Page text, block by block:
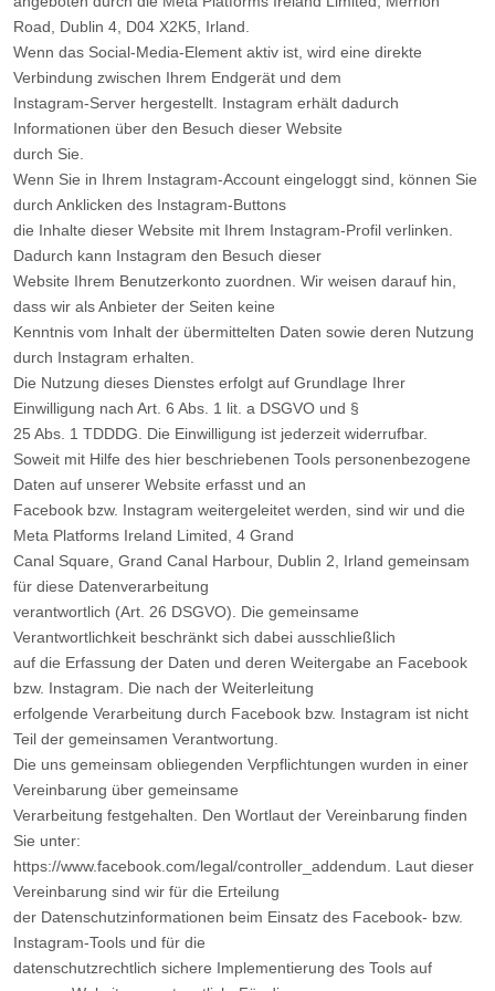
Road, Dublin 4, D04 X2K5, Irland.
Wenn das Social-Media-Element aktiv ist, wird eine direkte
Verbindung zwischen Ihrem Endgerät und dem
Instagram-Server hergestellt. Instagram erhält dadurch
Informationen über den Besuch dieser Website
durch Sie.
Wenn Sie in Ihrem Instagram-Account eingeloggt sind, können Sie
durch Anklicken des Instagram-Buttons
die Inhalte dieser Website mit Ihrem Instagram-Profil verlinken.
Dadurch kann Instagram den Besuch dieser
Website Ihrem Benutzerkonto zuordnen. Wir weisen darauf hin,
dass wir als Anbieter der Seiten keine
Kenntnis vom Inhalt der übermittelten Daten sowie deren Nutzung
durch Instagram erhalten.
Die Nutzung dieses Dienstes erfolgt auf Grundlage Ihrer
Einwilligung nach Art. 6 Abs. 1 lit. a DSGVO und §
25 Abs. 1 TDDDG. Die Einwilligung ist jederzeit widerrufbar.
Soweit mit Hilfe des hier beschriebenen Tools personenbezogene
Daten auf unserer Website erfasst und an
Facebook bzw. Instagram weitergeleitet werden, sind wir und die
Meta Platforms Ireland Limited, 4 Grand
Canal Square, Grand Canal Harbour, Dublin 2, Irland gemeinsam
für diese Datenverarbeitung
verantwortlich (Art. 26 DSGVO). Die gemeinsame
Verantwortlichkeit beschränkt sich dabei ausschließlich
auf die Erfassung der Daten und deren Weitergabe an Facebook
bzw. Instagram. Die nach der Weiterleitung
erfolgende Verarbeitung durch Facebook bzw. Instagram ist nicht
Teil der gemeinsamen Verantwortung.
Die uns gemeinsam obliegenden Verpflichtungen wurden in einer
Vereinbarung über gemeinsame
Verarbeitung festgehalten. Den Wortlaut der Vereinbarung finden
Sie unter:
https://www.facebook.com/legal/controller_addendum. Laut dieser
Vereinbarung sind wir für die Erteilung
der Datenschutzinformationen beim Einsatz des Facebook- bzw.
Instagram-Tools und für die
datenschutzrechtlich sichere Implementierung des Tools auf